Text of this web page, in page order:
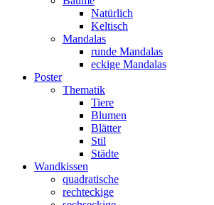
Natürlich
Keltisch
Mandalas
runde Mandalas
eckige Mandalas
Poster
Thematik
Tiere
Blumen
Blätter
Stil
Städte
Wandkissen
quadratische
rechteckige